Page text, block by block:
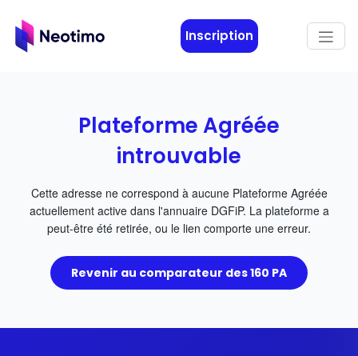
Inscription
Plateforme Agréée
introuvable
Cette adresse ne correspond à aucune Plateforme Agréée
actuellement active dans l'annuaire DGFiP. La plateforme a
peut-être été retirée, ou le lien comporte une erreur.
Revenir au comparateur des 160 PA